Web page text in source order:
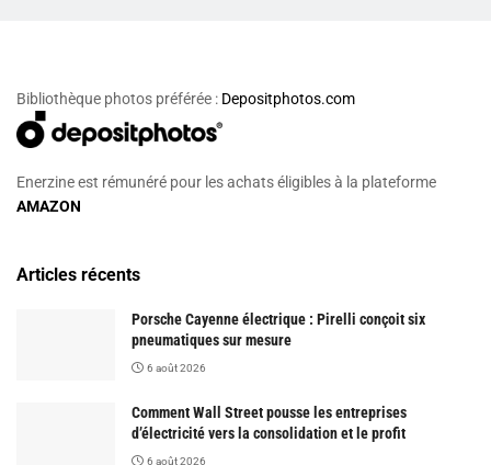
Bibliothèque photos préférée : Depositphotos.com
Enerzine est rémunéré pour les achats éligibles à la plateforme
AMAZON
Articles récents
Porsche Cayenne électrique : Pirelli conçoit six
pneumatiques sur mesure
6 août 2026
Comment Wall Street pousse les entreprises
d’électricité vers la consolidation et le profit
6 août 2026